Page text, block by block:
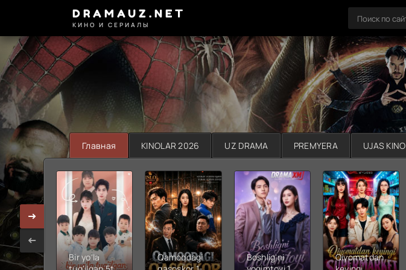
DRAMAUZ.NET
КИНО И СЕРИАЛЫ
Главная KINOLAR 2026 UZ DRAMA PREMYERA UJAS KINO
Bir yo'la
Qamoqdagi
Boshlig'ni
Qiyomatdan